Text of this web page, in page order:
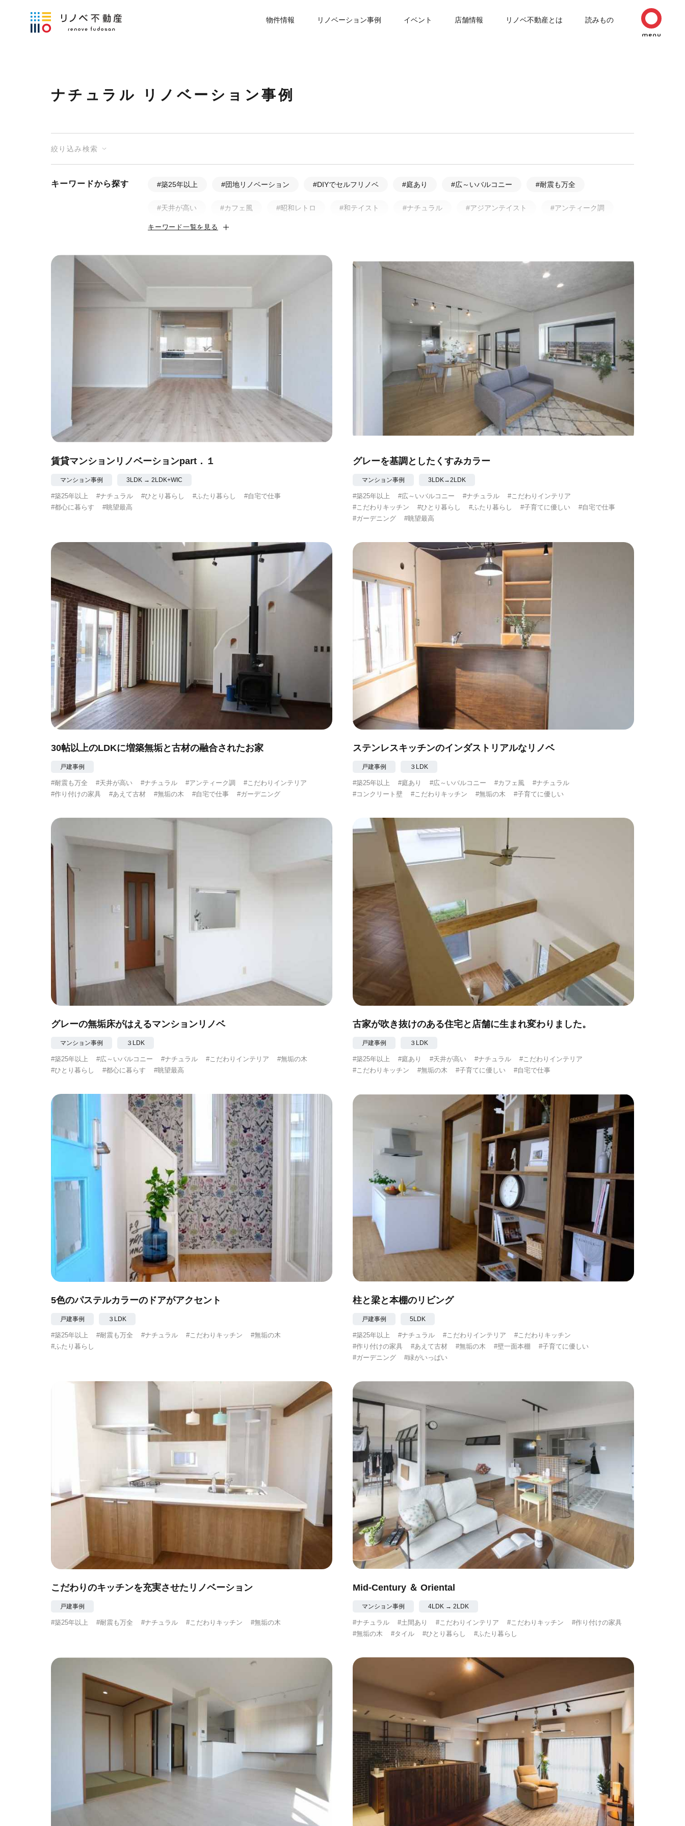
物件情報 リノベーション事例 イベント 店舗情報 リノベ不動産とは 読みもの
ナチュラル リノベーション事例
絞り込み検索
キーワードから探す #築25年以上 #団地リノベーション #DIYでセルフリノベ #庭あり #広～いバルコニー #耐震も万全
#天井が高い #カフェ風 #昭和レトロ #和テイスト #ナチュラル #アジアンテイスト #アンティーク調
#ハンモック #コンクリート壁
#自転車収納 #作り付けの家具 #あえて古材
#スローライフ #ペットと暮らす
#水辺の住まい #300万円以下
キーワード一覧を見る
賃貸マンションリノベーションpart．１
マンション事例 3LDK → 2LDK+WIC
#築25年以上 #ナチュラル #ひとり暮らし #ふたり暮らし
#自宅で仕事
#都心に暮らす
#眺望最高
グレーを基調としたくすみカラー
マンション事例 3LDK→2LDK
#築25年以上 #広～いバルコニー #ナチュラル
#こだわりインテリア
#こだわりキッチン
#ひとり暮らし #ふたり暮らし #子育てに優しい
#自宅で仕事
#ガーデニング
#眺望最高
30帖以上のLDKに増築無垢と古材の融合されたお家
戸建事例
#耐震も万全 #天井が高い #ナチュラル #アンティーク調
#こだわりインテリア
#作り付けの家具
#あえて古材 #無垢の木 #自宅で仕事 #ガーデニング
ステンレスキッチンのインダストリアルなリノベ
戸建事例 ３LDK
#築25年以上 #庭あり #広～いバルコニー #カフェ風
#ナチュラル
#コンクリート壁
#こだわりキッチン #無垢の木 #子育てに優しい
グレーの無垢床がはえるマンションリノベ
マンション事例 ３LDK
#築25年以上 #広～いバルコニー #ナチュラル #こだわりインテリア
#無垢の木
#ひとり暮らし
#都心に暮らす #眺望最高
古家が吹き抜けのある住宅と店舗に生まれ変わりました。
戸建事例 ３LDK
#築25年以上 #庭あり #天井が高い #ナチュラル
#こだわりインテリア
#こだわりキッチン
#無垢の木 #子育てに優しい #自宅で仕事
5色のパステルカラーのドアがアクセント
戸建事例 ３LDK
#築25年以上 #耐震も万全 #ナチュラル #こだわりキッチン
#無垢の木
#ふたり暮らし
柱と梁と本棚のリビング
戸建事例 5LDK
#築25年以上 #ナチュラル #こだわりインテリア
#こだわりキッチン
#作り付けの家具
#あえて古材 #無垢の木 #壁一面本棚
#子育てに優しい
#ガーデニング
#緑がいっぱい
こだわりのキッチンを充実させたリノベーション
戸建事例
#築25年以上 #耐震も万全 #ナチュラル #こだわりキッチン #無垢の木
Mid-Century ＆ Oriental
マンション事例 4LDK → 2LDK
#ナチュラル #土間あり #こだわりインテリア #こだわりキッチン
#作り付けの家具
#無垢の木
#タイル #ひとり暮らし #ふたり暮らし